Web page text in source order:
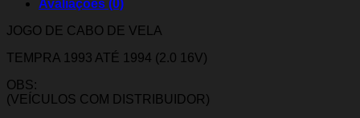
Avaliações (0)
JOGO DE CABO DE VELA
TEMPRA 1993 ATÉ 1994 (2.0 16V)
OBS:
(VEÍCULOS COM DISTRIBUIDOR)